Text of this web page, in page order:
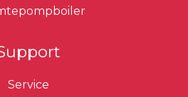
Service